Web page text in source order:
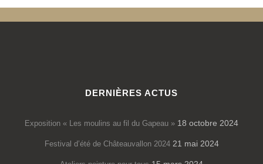
DERNIÈRES ACTUS
Exposition « Les moulins au fil du Gapeau » 18 octobre 2024
Festival d’été de Châteauvallon 2024 21 mai 2024